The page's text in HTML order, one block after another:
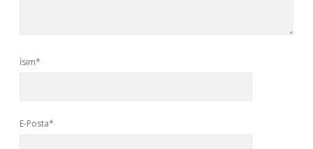
İsim*
E-Posta*